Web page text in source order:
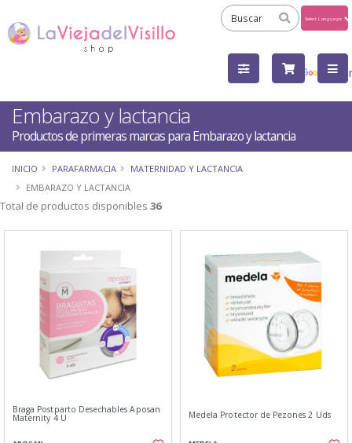
by
Embarazo y lactancia
Productos de primeras marcas para Embarazo y lactancia
INICIO PARAFARMACIA
MATERNIDAD Y LACTANCIA
EMBARAZO Y LACTANCIA
Total de productos disponibles 36
Braga Postparto Desechables Aposan
Maternity 4 U Medela Protector de Pezones 2 Uds